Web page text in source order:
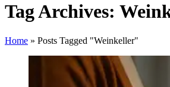
Tag Archives:
Home » Posts Tagged "Weinkeller"